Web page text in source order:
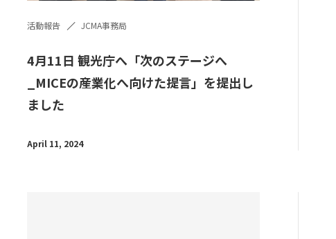
活動報告 JCMA事務局
4月11日 観光庁へ「次のステージへ
_MICEの産業化へ向けた提言」を提出し
ました
April 11, 2024